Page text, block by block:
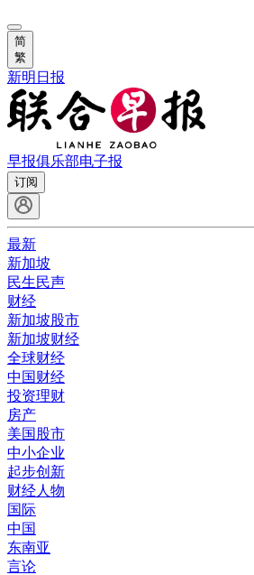
简
繁
新明日报
早报俱乐部电子报
订阅
最新
新加坡
民生民声
财经
新加坡股市
新加坡财经
全球财经
中国财经
投资理财
房产
美国股市
中小企业
起步创新
财经人物
国际
中国
东南亚
言论